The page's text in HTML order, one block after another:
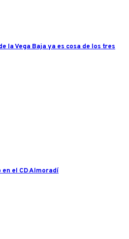
la Vega Baja ya es cosa de los tres
el CD Almoradí